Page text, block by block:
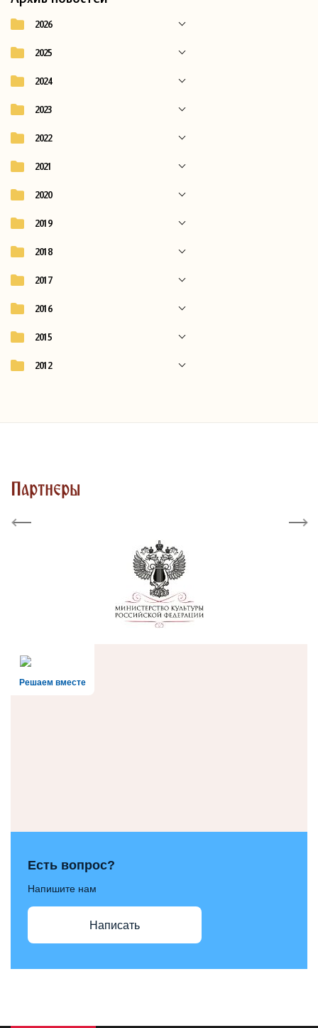
2026
2025
2024
2023
2022
2021
2020
2019
2018
2017
2016
2015
2012
Партнеры
Previous Next
Решаем вместе
Есть вопрос?
Напишите нам
Написать